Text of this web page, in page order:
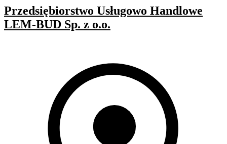
Przedsiębiorstwo Usługowo Handlowe
LEM-BUD Sp. z o.o.